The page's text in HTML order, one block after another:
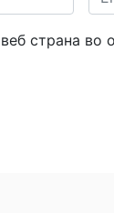
*
страна во